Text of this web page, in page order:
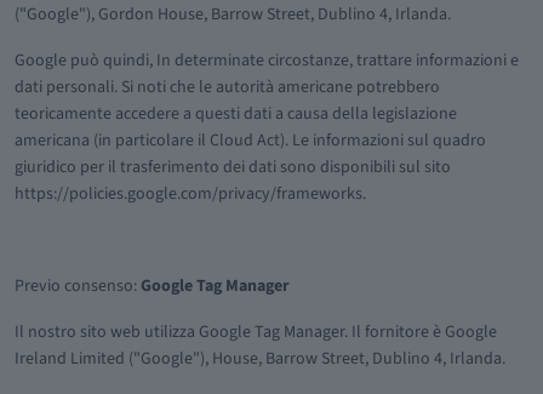
("Google"), Gordon House, Barrow Street, Dublino 4, Irlanda.
Google può quindi, In determinate circostanze, trattare informazioni e
dati personali. Si noti che le autorità americane potrebbero
teoricamente accedere a questi dati a causa della legislazione
americana (in particolare il Cloud Act). Le informazioni sul quadro
giuridico per il trasferimento dei dati sono disponibili sul sito
https://policies.google.com/privacy/frameworks.
Previo consenso: Google Tag Manager
Il nostro sito web utilizza Google Tag Manager. Il fornitore è Google
Ireland Limited ("Google"), House, Barrow Street, Dublino 4, Irlanda.